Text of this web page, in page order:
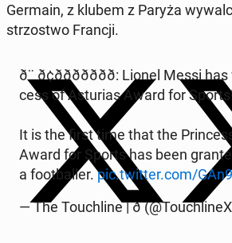
Germain, z klubem z Paryża
strzo­stwo Francji.
ð¨ ð¢ððððððð: Lionel
cess of Astu­rias Award for Sports!
It is the first time that the
Award for Sports has been
a fo­ot­bal­ler.pic.twitter.com/
— The To­uchli­ne | ð